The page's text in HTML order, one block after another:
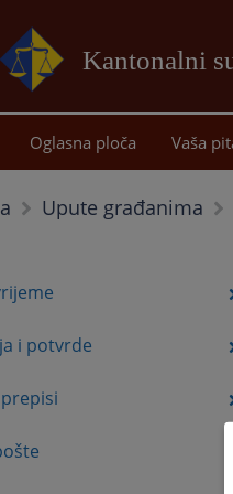
Kantonalni
Oglasna ploča Vaša
Upute građanima
i potvrde